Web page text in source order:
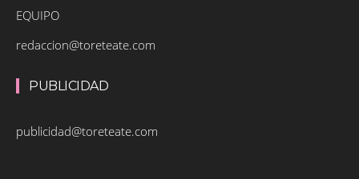
EQUIPO
redaccion@toreteate.com
PUBLICIDAD
publicidad@toreteate.com